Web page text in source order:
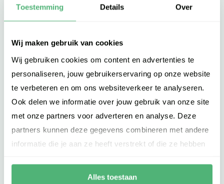
Toestemming Details Over
Wij maken gebruik van cookies
Wij gebruiken cookies om content en advertenties te
personaliseren, jouw gebruikerservaring op onze website
te verbeteren en om ons websiteverkeer te analyseren.
Ook delen we informatie over jouw gebruik van onze site
met onze partners voor adverteren en analyse. Deze
partners kunnen deze gegevens combineren met andere
informatie die je aan ze heeft verstrekt of die ze hebben
Alles toestaan
Infacto Academy
beetje beter. Onze Infacto Academy
manier. Je werkt aan vakkennis én soft
skills, en ziet je collega’s weer tijdens
trainingen en workshops.
De Academy biedt onder andere: